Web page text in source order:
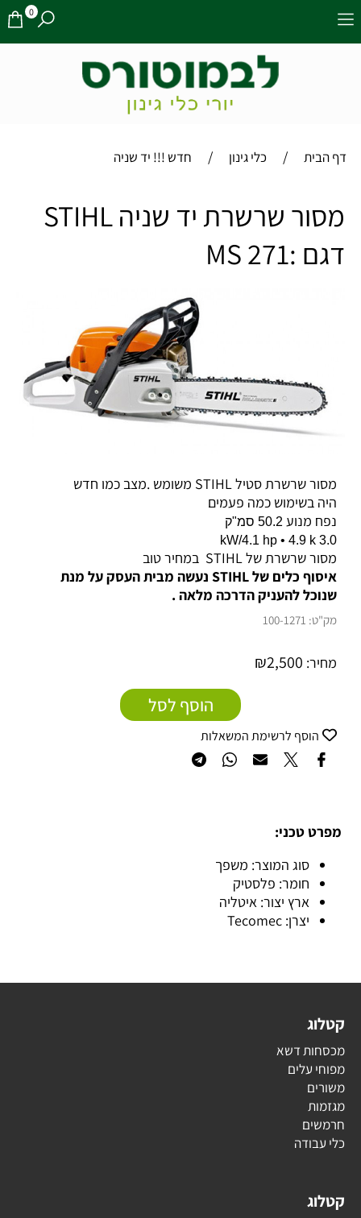
0
דף הבית / כלי גינון / חדש !!! יד שניה
מסור שרשרת יד שניה STIHL
דגם :MS 271
מסור שרשרת סטיל STIHL משומש .מצב כמו חדש
היה בשימוש כמה פעמים
נפח מנוע 50.2 סמ"ק
3.0 kW/4.1 hp • 4.9 k
מסור שרשרת של STIHL במחיר טוב
איסוף כלים של STIHL נעשה מבית העסק על מנת
שנוכל להעניק הדרכה מלאה .
מק"ט: 100-1271
מחיר: ₪2,500
הוסף לסל
הוסף לרשימת המשאלות
מפרט טכני:
סוג המוצר: משפך
חומר: פלסטיק
ארץ יצור: איטליה
יצרן: Tecomec
קטלוג
מכסחות דשא
מפוחי עלים
משורים
מגזמות
חרמשים
כלי עבודה
קטלוג